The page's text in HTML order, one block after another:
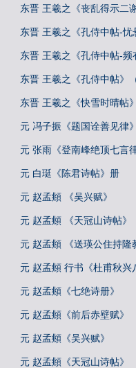
东晋 王羲之《丧乱得示二
东晋 王羲之《孔侍中帖-忧
东晋 王羲之《孔侍中帖-频
东晋 王羲之《孔侍中帖》
东晋 王羲之《快雪时晴帖
元 冯子振《题国诠善见律》
元 张雨《登南峰绝顶七言
元 白珽《陈君诗帖》册
元 赵孟頫 《吴兴赋》
元 赵孟頫 《天冠山诗帖》
元 赵孟頫 《送瑛公住持隆
元 赵孟頫 行书《杜甫秋兴
元 赵孟頫《七绝诗册》
元 赵孟頫《前后赤壁赋》
元 赵孟頫《吴兴赋》
元 赵孟頫《天冠山诗帖》